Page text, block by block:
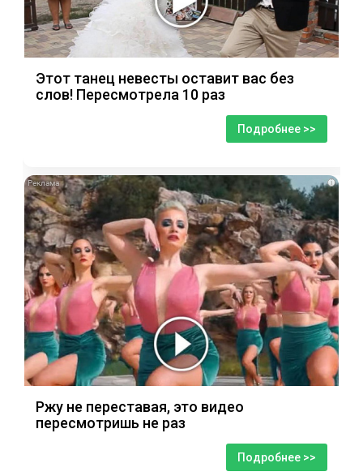
Этот танец невесты оставит вас без
слов! Пересмотрела 10 раз
Подробнее >>
i
Ржу не переставая, это видео
пересмотришь не раз
Подробнее >>